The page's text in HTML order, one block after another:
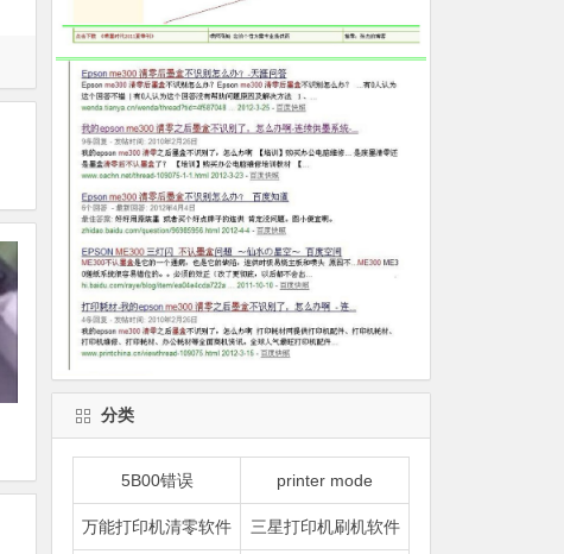
分类
5B00错误 printer mode
万能打印机清零软件 三星打印机刷机软件